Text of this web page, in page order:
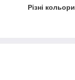
Різні кольори